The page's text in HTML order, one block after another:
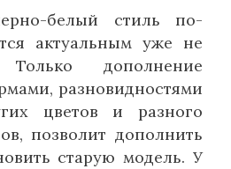
белый стиль по-
актуальным уже не
дополнение
разновидностями
цветов и разного
позволит дополнить
старую модель. У